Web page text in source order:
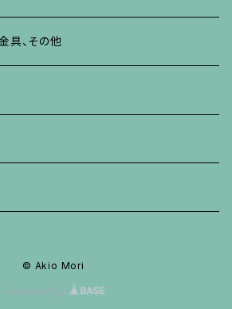
その他
の他
具、その他
© Akio Mori
Powered by